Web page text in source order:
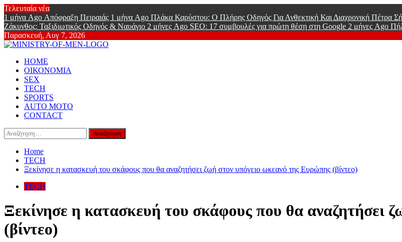
Skip
to
content
Τελευταία νέα
1 μήνα Ago Απόφραξη Πειραιάς 1 μήνα Ago Πλάκα Καρύστου: Ο Πλήρης Οδηγός Για Ανθεκτική Και Διαχρονική Πέτρα
Ζάκυνθος: Ταξιδιωτικός Οδηγός & Ναυάγιο 2 μήνες Ago SEO: 17 συμβουλές για πρώτη θέση στη Google 2 μήνες Ago
Παρασκευή, Αυγ 7, 2026
Online Lifestyle περιοδικό για Aνδρες
Primary
Menu
HOME
ΟΙΚΟΝΟΜΙΑ
SEX
TECH
SPORTS
AUTO MOTO
CONTACT
Αναζήτηση
για:
Home
TECH
Ξεκίνησε η κατασκευή του σκάφους που θα αναζητήσει ζωή στον υπόγειο ωκεανό της Ευρώπης (βίντεο)
TECH
Ξεκίνησε η κατασκευή του σκάφους που θα αναζητήσει
(βίντεο)